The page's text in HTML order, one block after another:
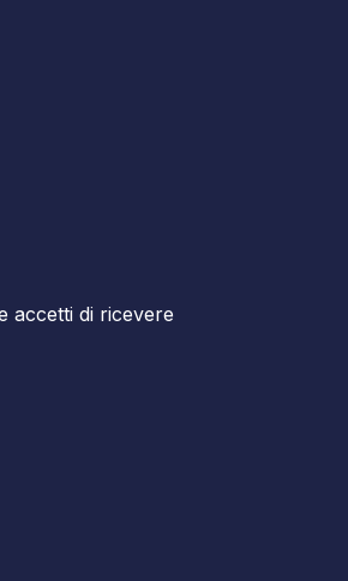
accetti di ricevere